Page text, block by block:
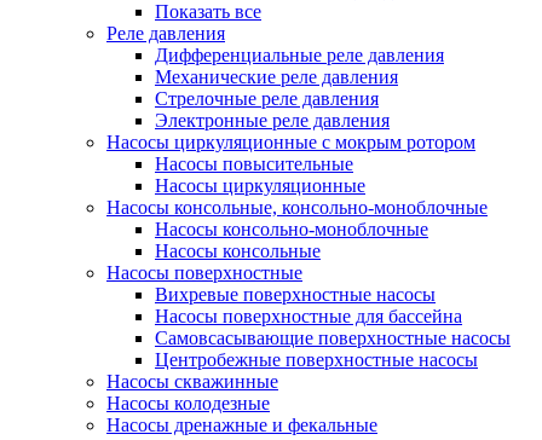
Показать все
Реле давления
Дифференциальные реле давления
Механические реле давления
Стрелочные реле давления
Электронные реле давления
Насосы циркуляционные с мокрым ротором
Насосы повысительные
Насосы циркуляционные
Насосы консольные, консольно-моноблочные
Насосы консольно-моноблочные
Насосы консольные
Насосы поверхностные
Вихревые поверхностные насосы
Насосы поверхностные для бассейна
Самовсасывающие поверхностные насосы
Центробежные поверхностные насосы
Насосы скважинные
Насосы колодезные
Насосы дренажные и фекальные